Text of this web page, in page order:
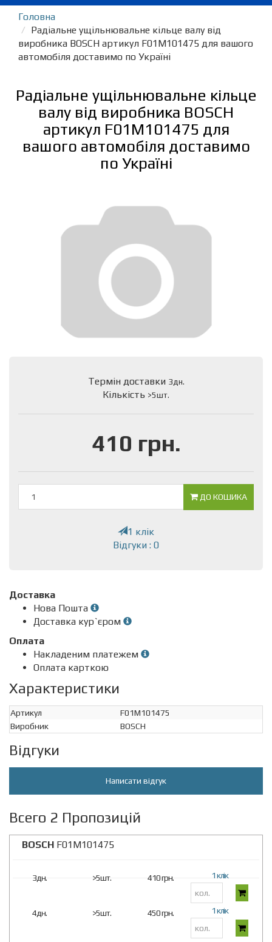
Головна
Радіальне ущільнювальне кільце валу від
виробника BOSCH артикул F01M101475 для вашого
автомобіля доставимо по Україні
Радіальне ущільнювальне кільце
валу від виробника BOSCH
артикул F01M101475 для
вашого автомобіля доставимо
по Україні
Термін доставки 3дн.
Кількість >5шт.
410 грн.
ДО КОШИКА
1 клік
Відгуки : 0
Доставка
Нова Пошта
Доставка кур`єром
Оплата
Накладеним платежем
Оплата карткою
Характеристики
Артикул
F01M101475
Виробник
BOSCH
Відгуки
Написати відгук
Всего 2 Пропозицій
BOSCH F01M101475
3дн. >5шт. 410 грн. 1 клік
4дн. >5шт. 450 грн. 1 клік